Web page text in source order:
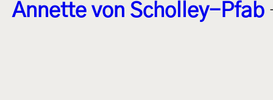
Annette von Scholley-Pfab